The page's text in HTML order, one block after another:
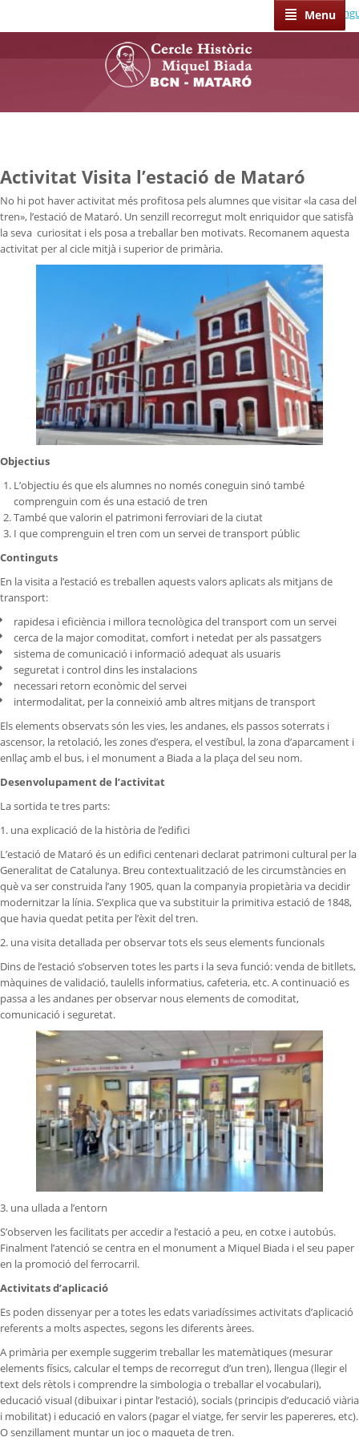
Menu
Select
Activitat Visita l’estació de Mataró
No hi pot haver activitat més profitosa pels alumnes que visitar «la casa del
tren», l’estació de Mataró. Un senzill recorregut molt enriquidor que satisfà
la seva curiositat i els posa a treballar ben motivats. Recomanem aquesta
activitat per al cicle mitjà i superior de primària.
Objectius
L’objectiu és que els alumnes no només coneguin sinó també
comprenguin com és una estació de tren
També que valorin el patrimoni ferroviari de la ciutat
I que comprenguin el tren com un servei de transport públic
Continguts
En la visita a l’estació es treballen aquests valors aplicats als mitjans de
transport:
rapidesa i eficiència i millora tecnològica del transport com un servei
cerca de la major comoditat, comfort i netedat per als passatgers
sistema de comunicació i informació adequat als usuaris
seguretat i control dins les instalacions
necessari retorn econòmic del servei
intermodalitat, per la conneixió amb altres mitjans de transport
Els elements observats són les vies, les andanes, els passos soterrats i
ascensor, la retolació, les zones d’espera, el vestíbul, la zona d’aparcament i
enllaç amb el bus, i el monument a Biada a la plaça del seu nom.
Desenvolupament de l’activitat
La sortida te tres parts:
1. una explicació de la història de l’edifici
L’estació de Mataró és un edifici centenari declarat patrimoni cultural per la
Generalitat de Catalunya. Breu contextualització de les circumstàncies en
què va ser construida l’any 1905, quan la companyia propietària va decidir
modernitzar la línia. S’explica que va substituir la primitiva estació de 1848,
que havia quedat petita per l’èxit del tren.
2. una visita detallada per observar tots els seus elements funcionals
Dins de l’estació s’observen totes les parts i la seva funció: venda de bitllets,
màquines de validació, taulells informatius, cafeteria, etc. A continuació es
passa a les andanes per observar nous elements de comoditat,
comunicació i seguretat.
3. una ullada a l’entorn
S’observen les facilitats per accedir a l’estació a peu, en cotxe i autobús.
Finalment l’atenció se centra en el monument a Miquel Biada i el seu paper
en la promoció del ferrocarril.
Activitats d’aplicació
Es poden dissenyar per a totes les edats variadíssimes activitats d’aplicació
referents a molts aspectes, segons les diferents àrees.
A primària per exemple suggerim treballar les matemàtiques (mesurar
elements físics, calcular el temps de recorregut d’un tren), llengua (llegir el
text dels rètols i comprendre la simbologia o treballar el vocabulari),
educació visual (dibuixar i pintar l’estació), socials (principis d’educació viària
i mobilitat) i educació en valors (pagar el viatge, fer servir les papereres, etc).
O senzillament muntar un joc o maqueta de tren.